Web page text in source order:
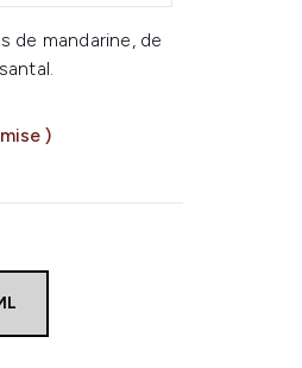
de mandarine, de
:
)